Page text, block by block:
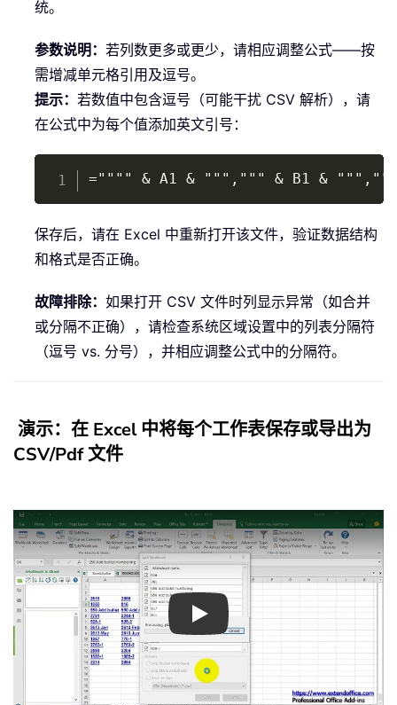
统。
参数说明： 若列数更多或更少，请相应调整公式——按
需增减单元格引用及逗号。
提示： 若数值中包含逗号（可能干扰 CSV 解析），请
在公式中为每个值添加英文引号：
="""" & A1 & """,""" & B1 &Copy
保存后，请在 Excel 中重新打开该文件，验证数据结构
和格式是否正确。
故障排除： 如果打开 CSV 文件时列显示异常（如合并
或分隔不正确），请检查系统区域设置中的列表分隔符
（逗号 vs. 分号），并相应调整公式中的分隔符。
演示：在 Excel 中将每个工作表保存或导出为
CSV/Pdf 文件
Play